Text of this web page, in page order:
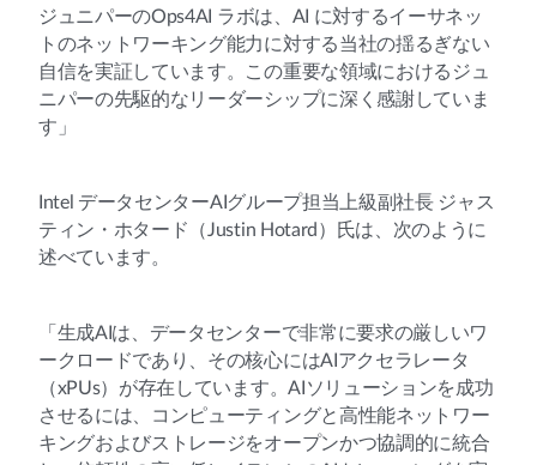
ジュニパーのOps4AI ラボは、AI に対するイーサネッ
トのネットワーキング能力に対する当社の揺るぎない
自信を実証しています。この重要な領域におけるジュ
ニパーの先駆的なリーダーシップに深く感謝していま
す」
Intel データセンターAIグループ担当上級副社長 ジャス
ティン・ホタード（Justin Hotard）氏は、次のように
述べています。
「生成AIは、データセンターで非常に要求の厳しいワ
ークロードであり、その核心にはAIアクセラレータ
（xPUs）が存在しています。AIソリューションを成功
させるには、コンピューティングと高性能ネットワー
キングおよびストレージをオープンかつ協調的に統合